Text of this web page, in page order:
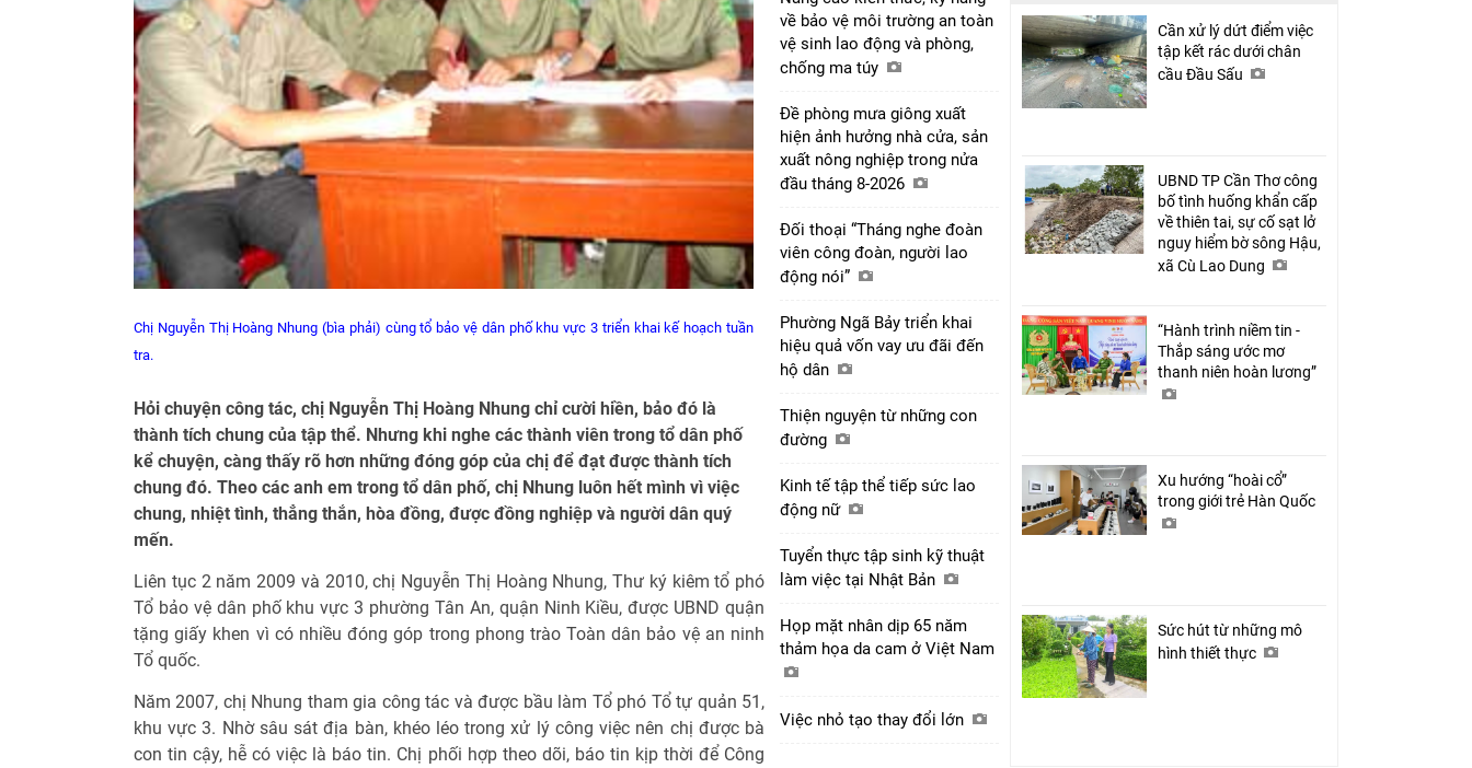
Chị Nguyễn Thị Hoàng Nhung (bìa phải) cùng tổ bảo vệ dân phố khu vực 3 triển khai kế hoạch tuần
tra.
Hỏi chuyện công tác, chị Nguyễn Thị Hoàng Nhung chỉ cười hiền, bảo đó là
thành tích chung của tập thể. Nhưng khi nghe các thành viên trong tổ dân phố
kể chuyện, càng thấy rõ hơn những đóng góp của chị để đạt được thành tích
chung đó. Theo các anh em trong tổ dân phố, chị Nhung luôn hết mình vì việc
chung, nhiệt tình, thẳng thắn, hòa đồng, được đồng nghiệp và người dân quý
mến.
Liên tục 2 năm 2009 và 2010, chị Nguyễn Thị Hoàng Nhung, Thư ký kiêm tổ phó
Tổ bảo vệ dân phố khu vực 3 phường Tân An, quận Ninh Kiều, được UBND quận
tặng giấy khen vì có nhiều đóng góp trong phong trào Toàn dân bảo vệ an ninh
Tổ quốc.
Năm 2007, chị Nhung tham gia công tác và được bầu làm Tổ phó Tổ tự quản 51,
khu vực 3. Nhờ sâu sát địa bàn, khéo léo trong xử lý công việc nên chị được bà
con tin cậy, hễ có việc là báo tin. Chị phối hợp theo dõi, báo tin kịp thời để Công
về bảo vệ môi trường an toàn
vệ sinh lao động và phòng,
chống ma túy
Đề phòng mưa giông xuất
hiện ảnh hưởng nhà cửa, sản
xuất nông nghiệp trong nửa
đầu tháng 8-2026
Đối thoại “Tháng nghe đoàn
viên công đoàn, người lao
động nói”
Phường Ngã Bảy triển khai
hiệu quả vốn vay ưu đãi đến
hộ dân
Thiện nguyện từ những con
đường
Kinh tế tập thể tiếp sức lao
động nữ
Tuyển thực tập sinh kỹ thuật
làm việc tại Nhật Bản
Họp mặt nhân dịp 65 năm
thảm họa da cam ở Việt Nam
Việc nhỏ tạo thay đổi lớn
Cần xử lý dứt điểm việc
tập kết rác dưới chân
cầu Đầu Sấu
UBND TP Cần Thơ công
bố tình huống khẩn cấp
về thiên tai, sự cố sạt lở
nguy hiểm bờ sông Hậu,
xã Cù Lao Dung
“Hành trình niềm tin -
Thắp sáng ước mơ
thanh niên hoàn lương”
Xu hướng “hoài cổ”
trong giới trẻ Hàn Quốc
Sức hút từ những mô
hình thiết thực